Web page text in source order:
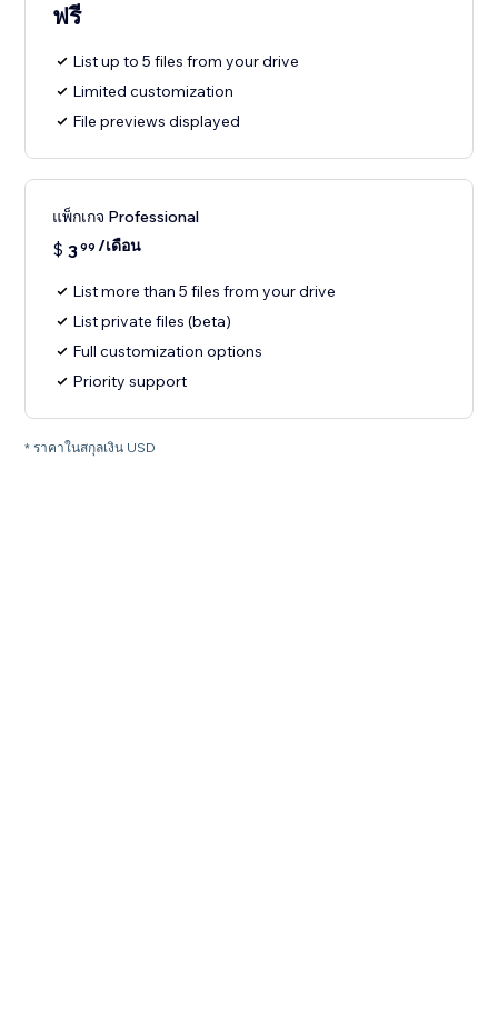
ฟรี
List up to 5 files from your drive
Limited customization
File previews displayed
แพ็กเกจ Professional
$ 399 /เดือน
List more than 5 files from your drive
List private files (beta)
Full customization options
Priority support
* ราคาในสกุลเงิน USD